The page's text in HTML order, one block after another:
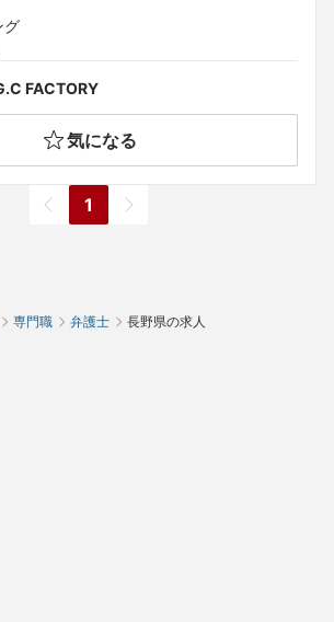
グ
FACTORY
気になる
1
専門職 弁護士 長野県の求人